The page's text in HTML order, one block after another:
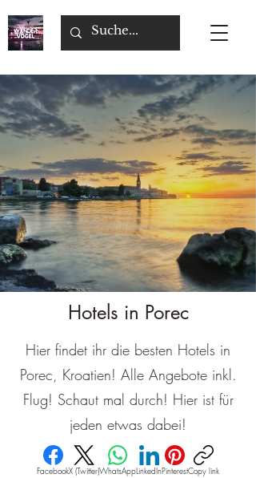
Hotels in Porec
Hier findet ihr die besten Hotels in
Porec, Kroatien! Alle Angebote inkl.
Flug! Schaut mal durch! Hier ist für
jeden etwas dabei!
FacebookX (Twitter)WhatsAppLinkedInPinterestCopy link